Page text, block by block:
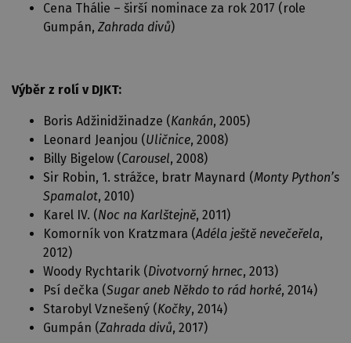
Cena Thálie – širší nominace za rok 2017 (role
Gumpán, Zahrada divů)
Výběr z rolí v DJKT:
Boris Adžinidžinadze (Kankán, 2005)
Leonard Jeanjou (Uličnice, 2008)
Billy Bigelow (Carousel, 2008)
Sir Robin, 1. strážce, bratr Maynard (Monty Python’s
Spamalot, 2010)
Karel IV. (Noc na Karlštejně, 2011)
Komorník von Kratzmara (Adéla ještě nevečeřela,
2012)
Woody Rychtarik (Divotvorný hrnec, 2013)
Psí dečka (Sugar aneb Někdo to rád horké, 2014)
Starobyl Vznešený (Kočky, 2014)
Gumpán (Zahrada divů, 2017)